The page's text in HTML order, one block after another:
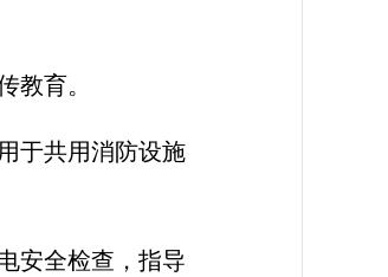
教育。
于共用消防设施
安全检查，指导